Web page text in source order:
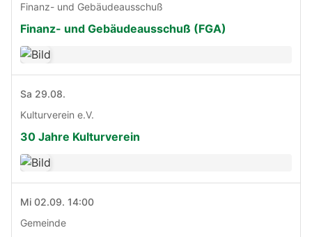
Finanz- und Gebäudeausschuß
Finanz- und Gebäudeausschuß (FGA)
Sa 29.08.
Kulturverein e.V.
30 Jahre Kulturverein
Mi 02.09. 14:00
Gemeinde